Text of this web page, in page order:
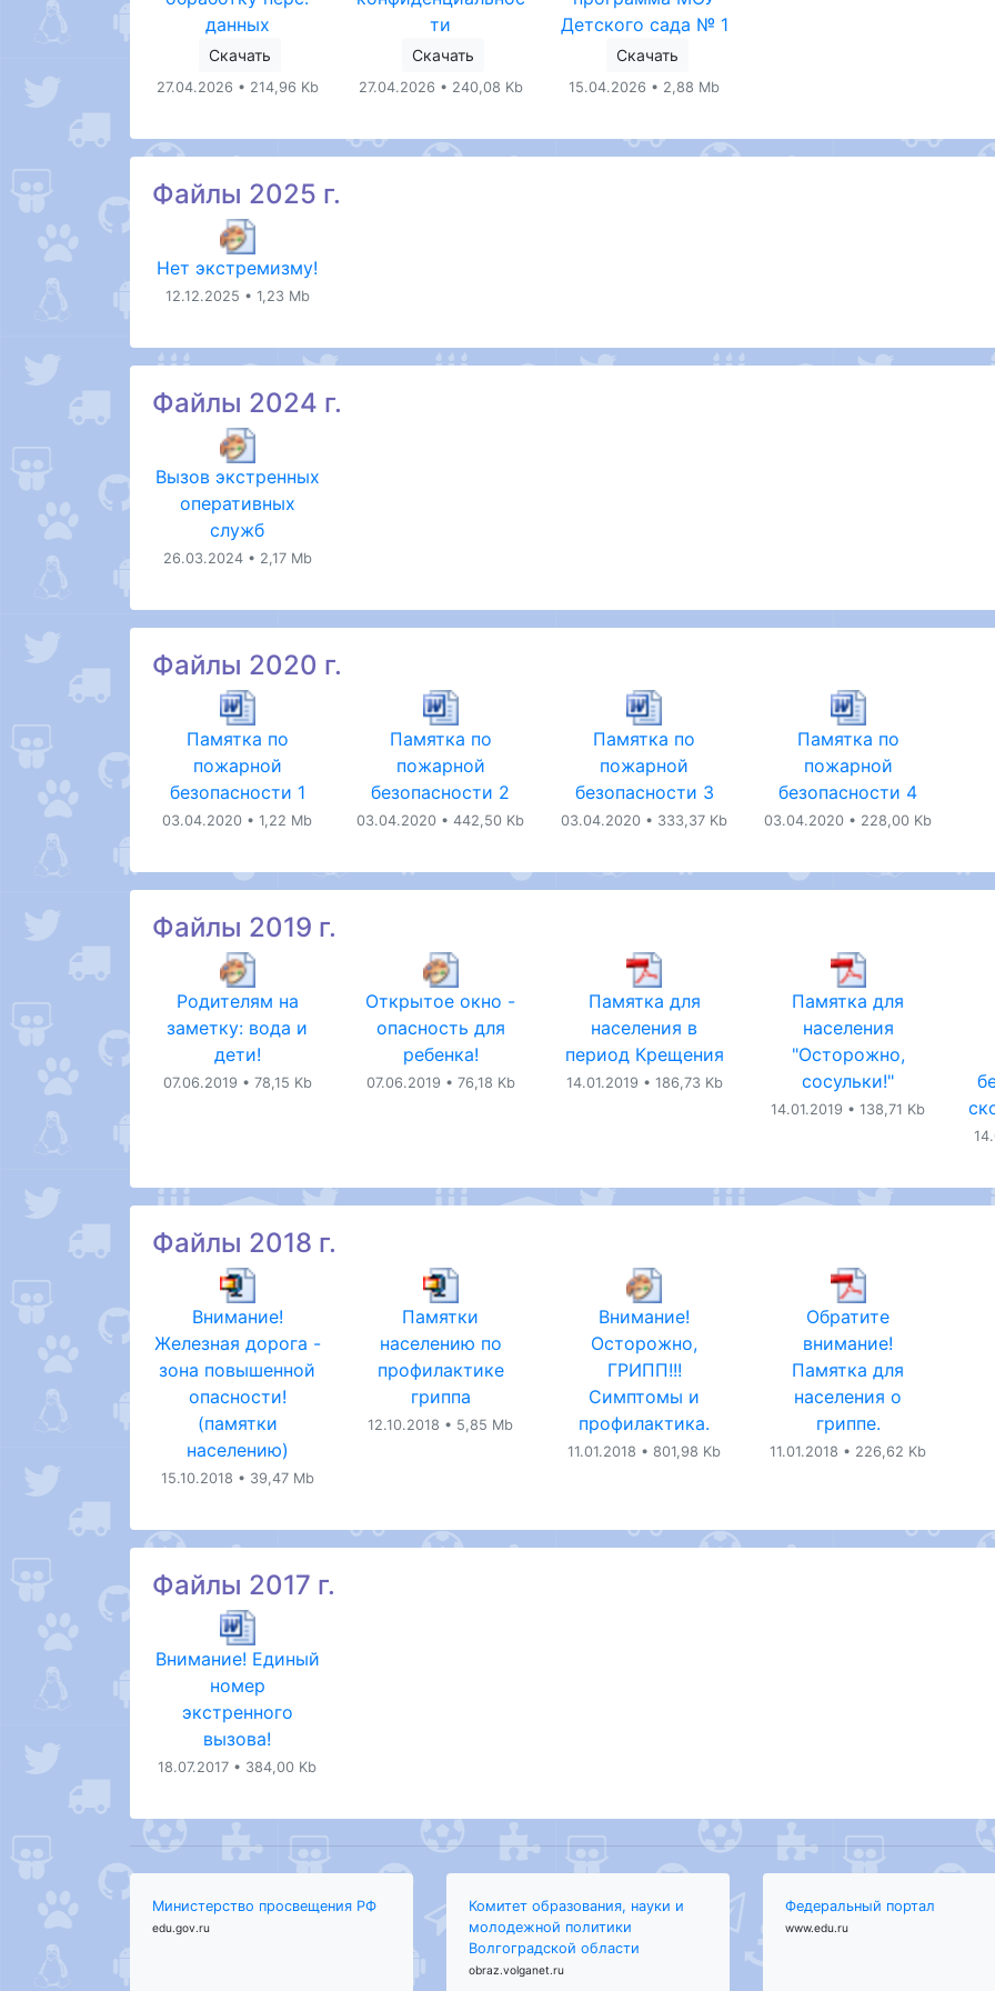
данных
Скачать
27.04.2026 • 214,96 Kb
ти
Скачать
27.04.2026 • 240,08 Kb
Детского сада № 1
Скачать
15.04.2026 • 2,88 Mb
Файлы 2025 г.
Нет экстремизму!
12.12.2025 • 1,23 Mb
Файлы 2024 г.
Вызов экстренных
оперативных
служб
26.03.2024 • 2,17 Mb
Файлы 2020 г.
Памятка по
пожарной
безопасности 1
03.04.2020 • 1,22 Mb
Памятка по
пожарной
безопасности 2
03.04.2020 • 442,50 Kb
Памятка по
пожарной
безопасности 3
03.04.2020 • 333,37 Kb
Памятка по
пожарной
безопасности 4
03.04.2020 • 228,00 Kb
Файлы 2019 г.
Родителям на
заметку: вода и
дети!
07.06.2019 • 78,15 Kb
Открытое окно -
опасность для
ребенка!
07.06.2019 • 76,18 Kb
Памятка для
населения в
период Крещения
14.01.2019 • 186,73 Kb
Памятка для
населения
"Осторожно,
сосульки!"
14.01.2019 • 138,71 Kb
Файлы 2018 г.
Внимание!
Железная дорога -
зона повышенной
опасности!
(памятки
населению)
15.10.2018 • 39,47 Mb
Памятки
населению по
профилактике
гриппа
12.10.2018 • 5,85 Mb
Внимание!
Осторожно,
ГРИПП!!!
Симптомы и
профилактика.
11.01.2018 • 801,98 Kb
Обратите
внимание!
Памятка для
населения о
гриппе.
11.01.2018 • 226,62 Kb
Файлы 2017 г.
Внимание! Единый
номер
экстренного
вызова!
18.07.2017 • 384,00 Kb
Министерство просвещения РФ
edu.gov.ru
Комитет образования, науки и
молодежной политики
Волгоградской области
obraz.volganet.ru
Федеральный портал
www.edu.ru